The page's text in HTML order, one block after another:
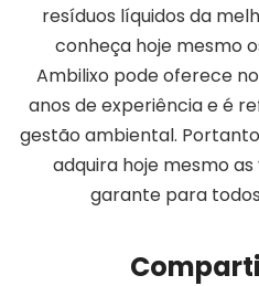
resíduos líquidos da
conheça hoje mesmo
Ambilixo pode oferece
anos de experiência e é
gestão ambiental.
adquira hoje mesmo
garante para